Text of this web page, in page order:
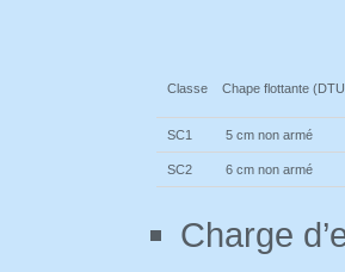
Classe Chape flottante
SC1 5 cm non armé
SC2 6 cm non armé
Charge